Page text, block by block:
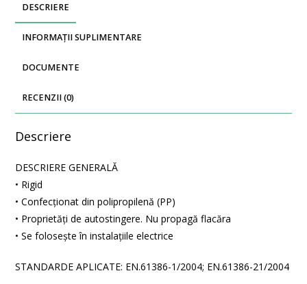
DESCRIERE
INFORMAȚII SUPLIMENTARE
DOCUMENTE
RECENZII (0)
Descriere
DESCRIERE GENERALĂ
• Rigid
• Confecţionat din polipropilenă (PP)
• Proprietăţi de autostingere. Nu propagă flacăra
• Se folosește în instalațiile electrice
STANDARDE APLICATE: EN.61386-1/2004; EN.61386-21/2004